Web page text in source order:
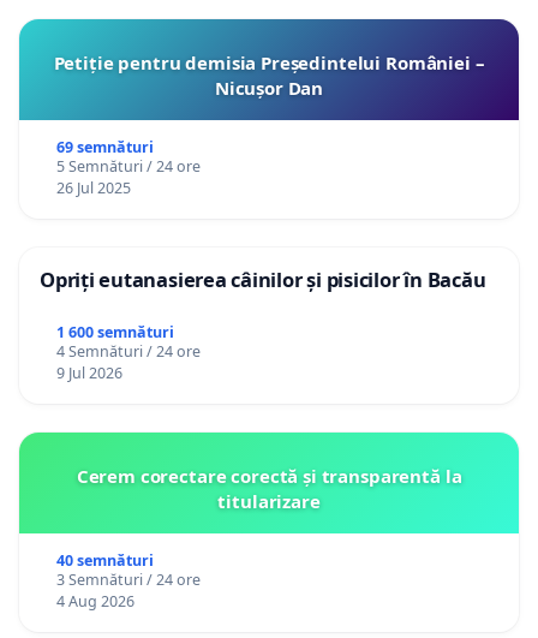
Petiție pentru demisia Președintelui României –
Nicușor Dan
69 semnături
5 Semnături / 24 ore
26 Jul 2025
Opriți eutanasierea câinilor și pisicilor în Bacău
1 600 semnături
4 Semnături / 24 ore
9 Jul 2026
Cerem corectare corectă și transparentă la
titularizare
40 semnături
3 Semnături / 24 ore
4 Aug 2026